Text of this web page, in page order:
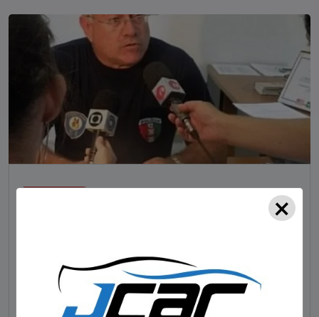
STAFF - OBV 29/01/2023
Um dos dois foragidos investigados pelo latrocínio de
×